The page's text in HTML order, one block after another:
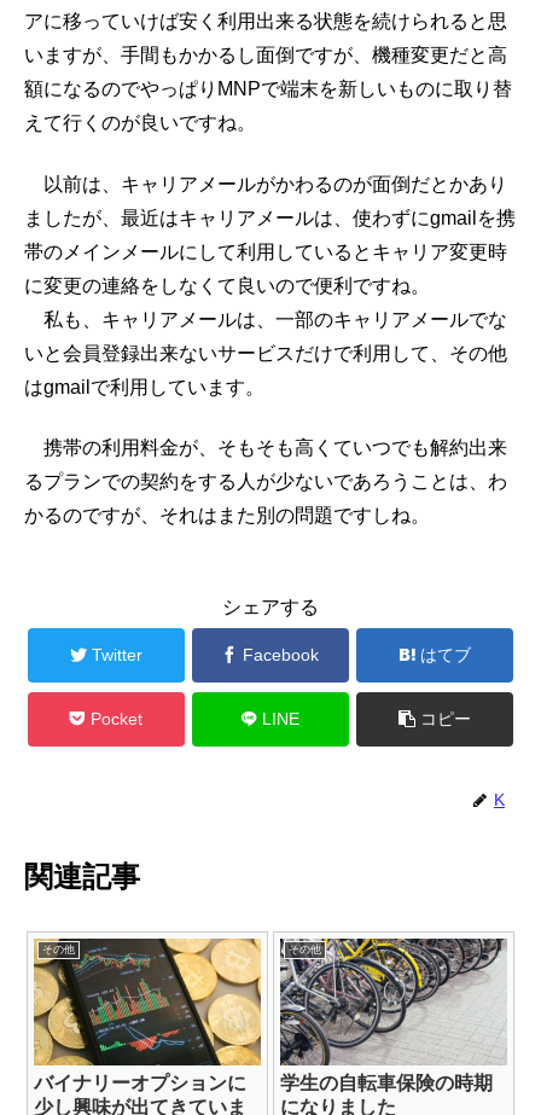
アに移っていけば安く利用出来る状態を続けられると思
いますが、手間もかかるし面倒ですが、機種変更だと高
額になるのでやっぱりMNPで端末を新しいものに取り替
えて行くのが良いですね。
以前は、キャリアメールがかわるのが面倒だとかあり
ましたが、最近はキャリアメールは、使わずにgmailを携
帯のメインメールにして利用しているとキャリア変更時
に変更の連絡をしなくて良いので便利ですね。
私も、キャリアメールは、一部のキャリアメールでな
いと会員登録出来ないサービスだけで利用して、その他
はgmailで利用しています。
携帯の利用料金が、そもそも高くていつでも解約出来
るプランでの契約をする人が少ないであろうことは、わ
かるのですが、それはまた別の問題ですしね。
シェアする
Twitter Facebook はてブ
Pocket LINE コピー
K
関連記事
その他
バイナリーオプションに
少し興味が出てきていま
その他
学生の自転車保険の時期
になりました